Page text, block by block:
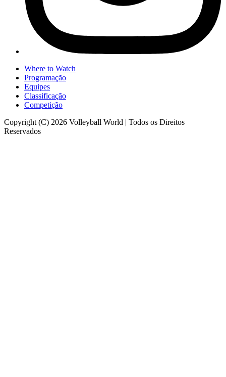
Where to Watch
Programação
Equipes
Classificação
Competição
Copyright (C) 2026 Volleyball World | Todos os Direitos
Reservados